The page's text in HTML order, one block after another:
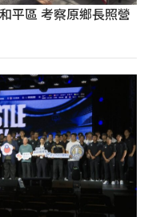
平區 考察原鄉長照營